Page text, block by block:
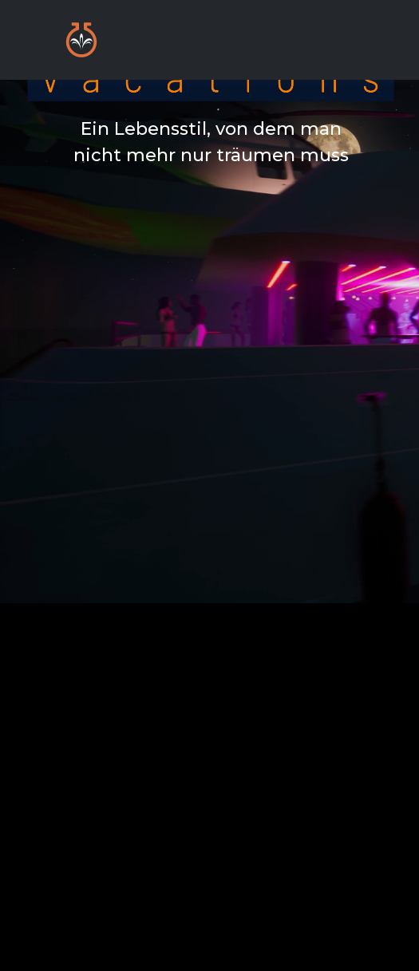
Ein Lebensstil, von dem man
nicht mehr nur träumen muss